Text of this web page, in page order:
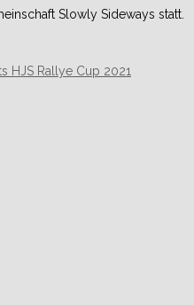
Slowly Sideways statt.
HJS Rallye Cup 2021